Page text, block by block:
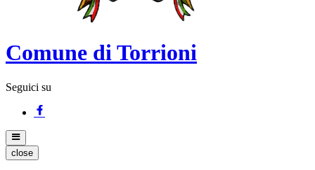
Comune di Torrioni
Seguici su
close